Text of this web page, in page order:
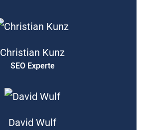
Christian Kunz
SEO Experte
David Wulf